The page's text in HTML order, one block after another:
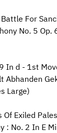
For
No. 5 Op.
d - 1st
Large)
Exiled
No. 2 In E